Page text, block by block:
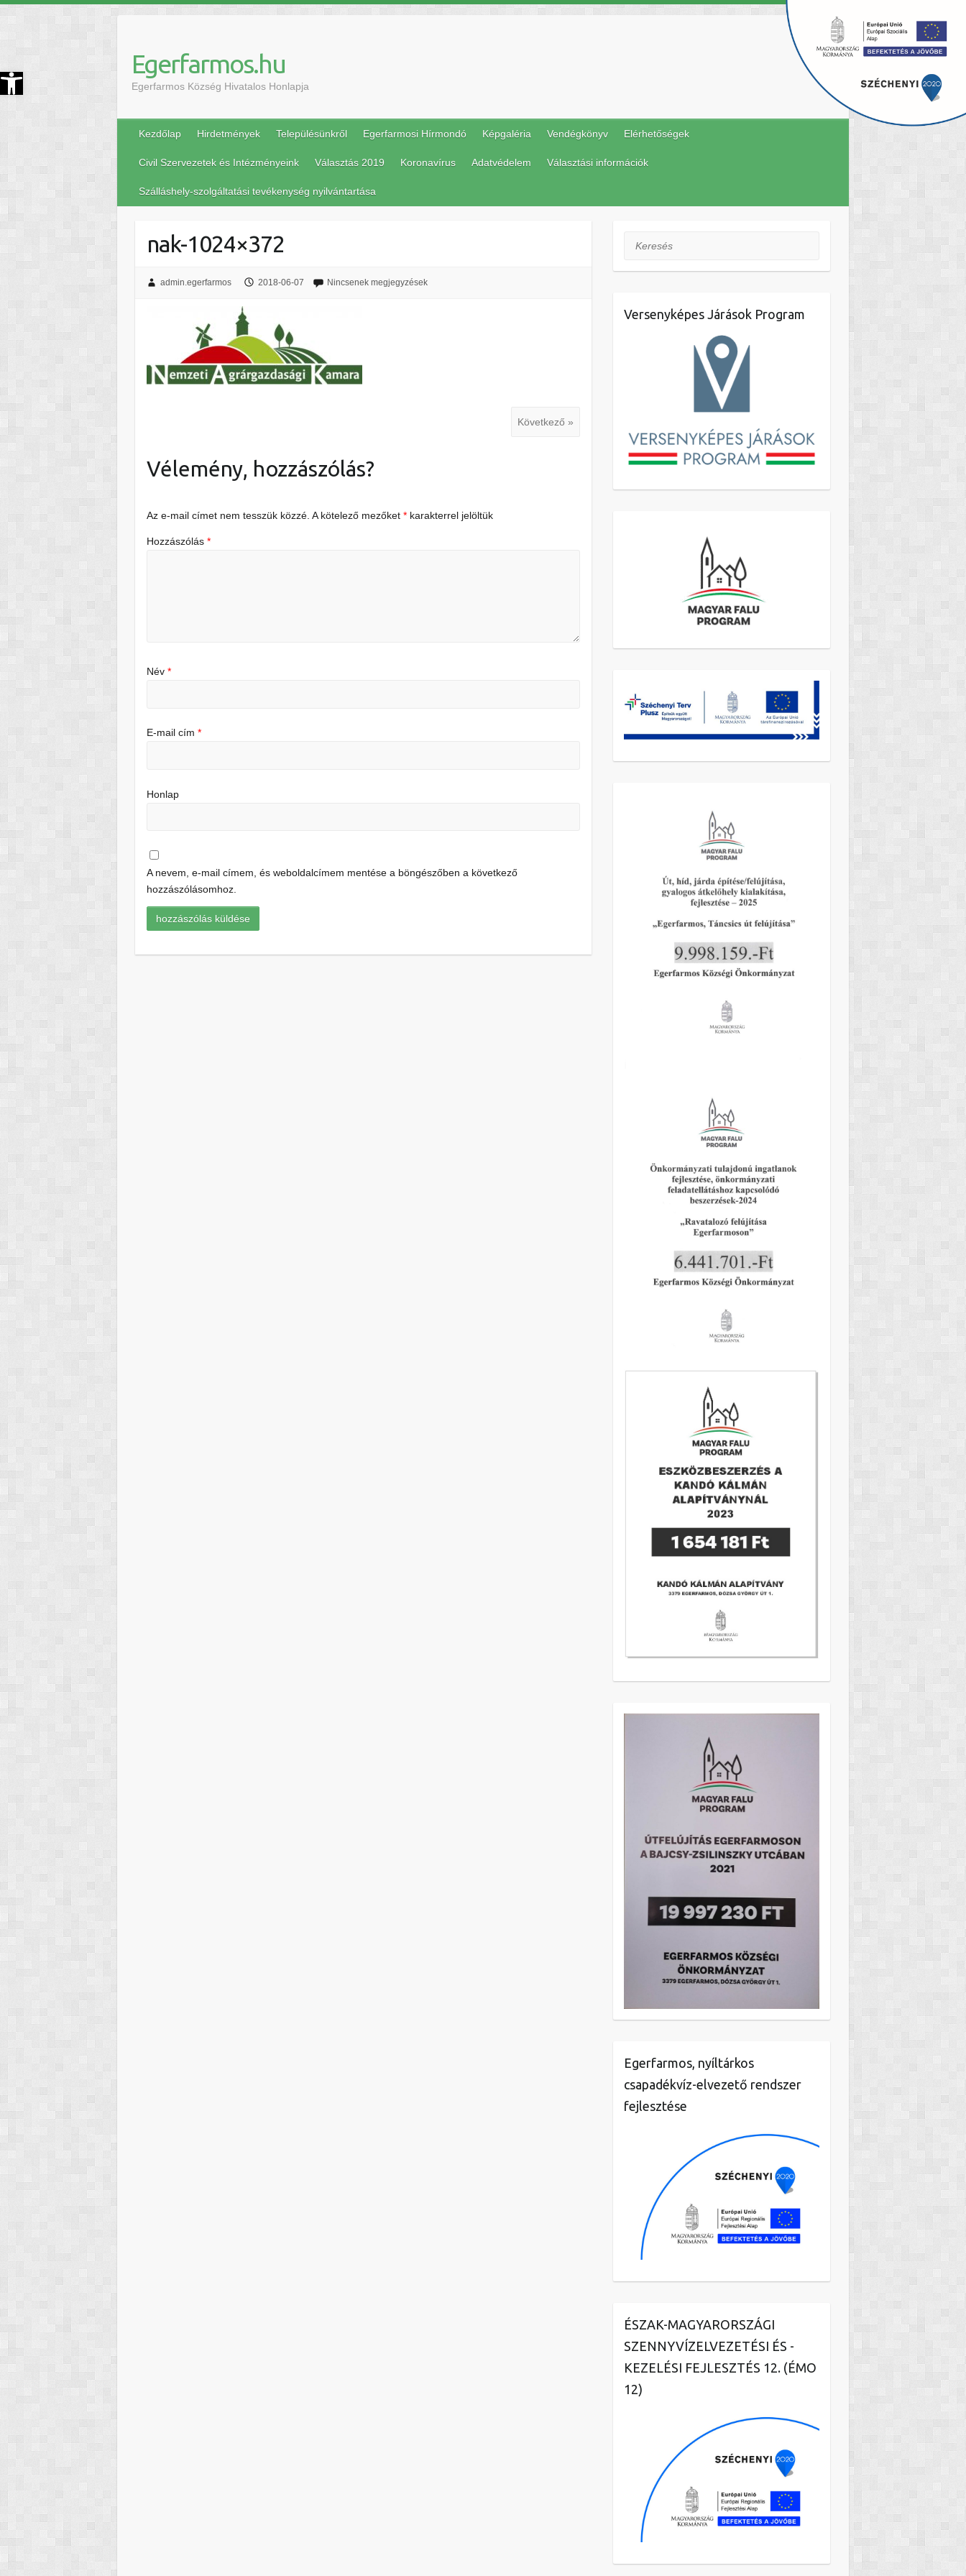
Eszköztár megnyitása Egerfarmos.hu
Egerfarmos Község Hivatalos Honlapja
Kezdőlap Hirdetmények Településünkről Egerfarmosi Hírmondó Képgaléria Vendégkönyv Elérhetőségek
Civil Szervezetek és Intézményeink Választás 2019 Koronavírus Adatvédelem Választási információk
Szálláshely-szolgáltatási tevékenység nyilvántartása
nak-1024×372
admin.egerfarmos 2018-06-07 Nincsenek megjegyzések
Következő »
Vélemény, hozzászólás?
Az e-mail címet nem tesszük közzé. A kötelező mezőket* karakterrel jelöltük
Hozzászólás*
Név*
E-mail cím*
Honlap
A nevem, e-mail címem, és weboldalcímem mentése a böngészőben a következő
hozzászólásomhoz.
Keresés
Versenyképes Járások Program
Egerfarmos, nyíltárkos
csapadékvíz-elvezető rendszer
fejlesztése
ÉSZAK-MAGYARORSZÁGI
SZENNYVÍZELVEZETÉSI ÉS -
KEZELÉSI FEJLESZTÉS 12. (ÉMO
12)